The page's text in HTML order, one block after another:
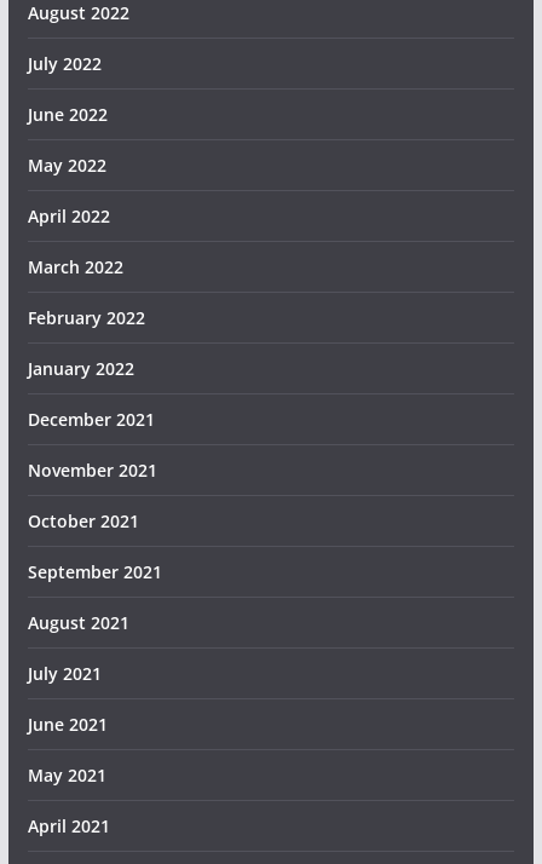
August 2022
July 2022
June 2022
May 2022
April 2022
March 2022
February 2022
January 2022
December 2021
November 2021
October 2021
September 2021
August 2021
July 2021
June 2021
May 2021
April 2021